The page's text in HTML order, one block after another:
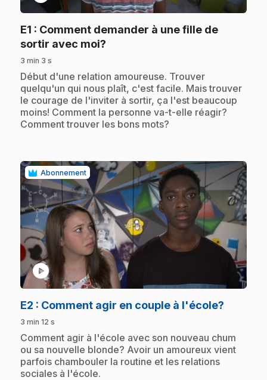
E1 : Comment demander à une fille de
sortir avec moi?
3 min 3 s
.Début d'une relation amoureuse. Trouver
quelqu'un qui nous plaît, c'est facile. Mais trouver
le courage de l'inviter à sortir, ça l'est beaucoup
moins! Comment la personne va-t-elle réagir?
Comment trouver les bons mots?
Abonnement
play_circle
E2 : Comment agir en couple à l'école?
3 min 12 s
.Comment agir à l'école avec son nouveau chum
ou sa nouvelle blonde? Avoir un amoureux vient
parfois chambouler la routine et les relations
sociales à l'école.